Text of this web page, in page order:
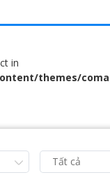
in
themes/